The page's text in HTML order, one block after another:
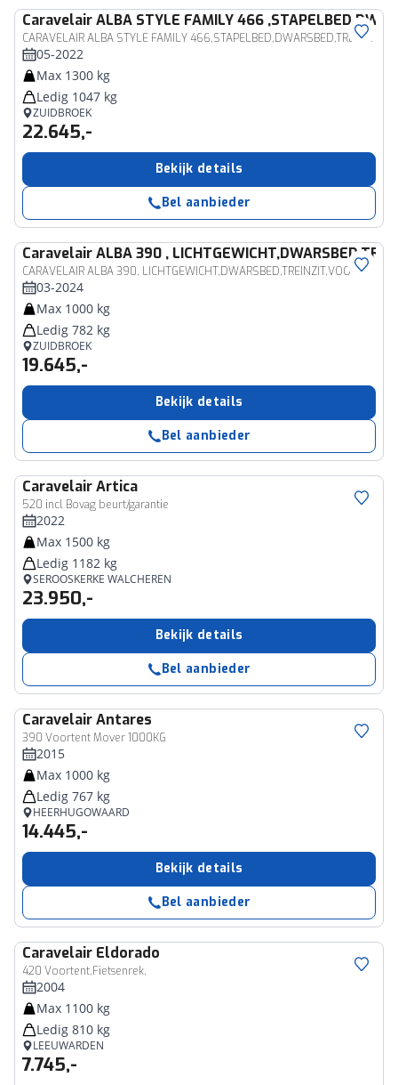
CaravelairALBA STYLE FAMILY 466
CARAVELAIR ALBA STYLE FAMILY 466,STAPELBED,DWARSBED,TREINZIT
05-2022
Max 1300 kg
Ledig 1047 kg
ZUIDBROEK
22.645,-
Bekijk details
Bel aanbieder
CaravelairALBA 390 ,
CARAVELAIR ALBA 390, LICHTGEWICHT,DWARSBED,TREINZIT,VOORTENT
03-2024
Max 1000 kg
Ledig 782 kg
ZUIDBROEK
19.645,-
Bekijk details
Bel aanbieder
CaravelairArtica
520 incl Bovag beurt/garantie
2022
Max 1500 kg
Ledig 1182 kg
SEROOSKERKE WALCHEREN
23.950,-
Bekijk details
Bel aanbieder
CaravelairAntares
390 Voortent Mover 1000KG
2015
Max 1000 kg
Ledig 767 kg
HEERHUGOWAARD
14.445,-
Bekijk details
Bel aanbieder
Caravelair Eldorado
420 Voortent,Fietsenrek,
2004
Max 1100 kg
Ledig 810 kg
LEEUWARDEN
7.745,-